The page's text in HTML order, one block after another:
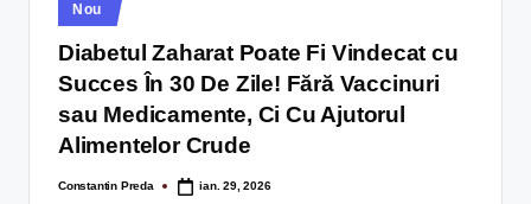
Nou
Diabetul Zaharat Poate Fi Vindecat cu
Succes În 30 De Zile! Fără Vaccinuri
sau Medicamente, Ci Cu Ajutorul
Alimentelor Crude
Constantin Preda ian. 29, 2026